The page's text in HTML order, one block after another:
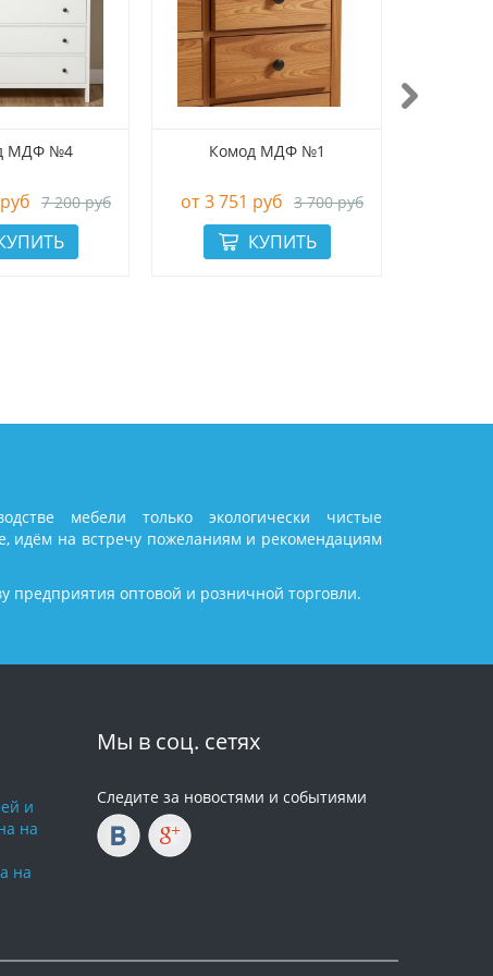
МДФ №4
7 200 руб
Комод МДФ №1
3 751 руб 3 700 руб
мебели только экологически чистые
идём на встречу пожеланиям и рекомендациям
предприятия оптовой и розничной торговли.
Мы в соц. сетях
Следите за новостями и событиями